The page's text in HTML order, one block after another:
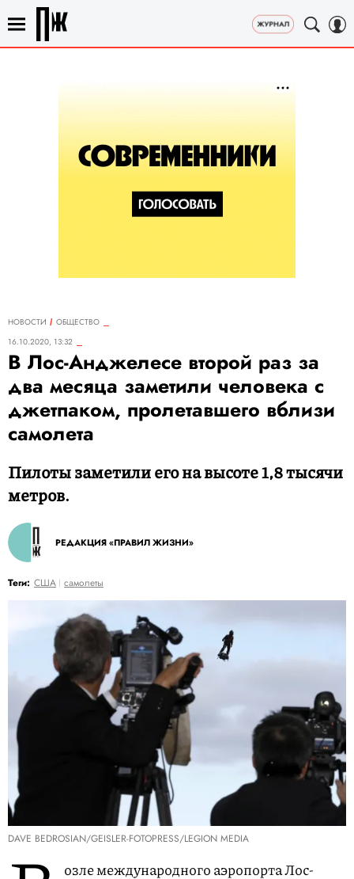
НОВОСТИ
ОБЩЕСТВО
16.10.2020, 13:32
В Лос-Анджелесе второй раз за
два месяца заметили человека с
джетпаком, пролетавшего вблизи
самолета
Пилоты заметили его на высоте 1,8 тысячи
метров.
РЕДАКЦИЯ «ПРАВИЛ ЖИЗНИ»
Теги: США самолеты
DAVE BEDROSIAN/GEISLER-FOTOPRESS/LEGION MEDIA
озле международного аэропорта Лос-